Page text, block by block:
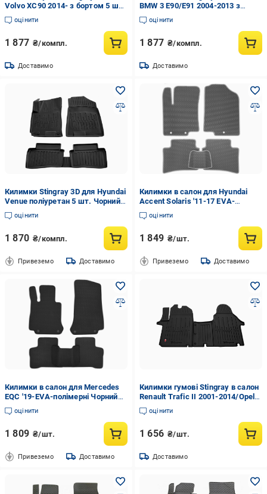
Volvo XC90 2014- з бортом 5 шт.
(5037045)
оцінити
1 877 ₴/компл.
Доставимо
BMW 3 E90/E91 2004-2013 з
бортом 5 шт. Чорний (5027075)
оцінити
1 877 ₴/компл.
Доставимо
Килимки Stingray 3D для Hyundai
Venue поліуретан 5 шт. Чорний
(158262)
оцінити
1 870 ₴/компл.
Привеземо Доставимо
Килимки в салон для Hyundai
Accent Solaris '11-17 EVA-
полімерні Kinetic Сірий
оцінити
1 849 ₴/шт.
Привеземо Доставимо
Килимки в салон для Mercedes
EQC '19-EVA-полімерні Чорний
(222958)
оцінити
1 809 ₴/шт.
Привеземо Доставимо
Килимки гумові Stingray в салон
Renault Trafic II 2001-2014/Opel
Vivaro A 2001-2014 з бортиком 2
шт. (5018152)
оцінити
1 656 ₴/шт.
Доставимо